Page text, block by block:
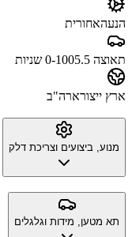
הנעהאחורית
תאוצה 0-100 5.5 שניות
ארץ ייצורארה"ב
מנוע, ביצועים וצריכת דלק
תא מטען, מידות וגלגלים